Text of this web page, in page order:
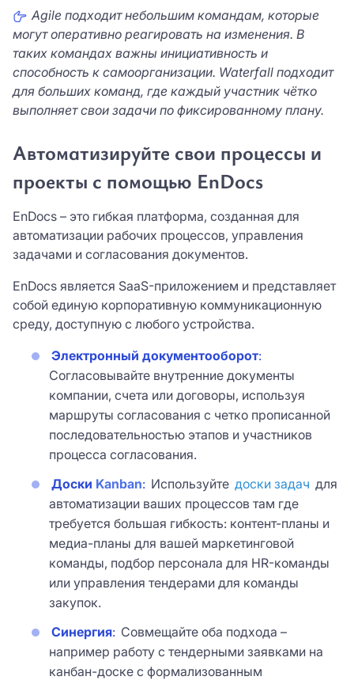
Agile подходит небольшим командам, которые
могут оперативно реагировать на изменения. В
таких командах важны инициативность и
способность к самоорганизации. Waterfall подходит
для больших команд, где каждый участник чётко
выполняет свои задачи по фиксированному плану.
Автоматизируйте свои процессы и
проекты с помощью EnDocs
EnDocs – это гибкая платформа, созданная для
автоматизации рабочих процессов, управления
задачами и согласования документов.
EnDocs является SaaS-приложением и представляет
собой единую корпоративную коммуникационную
среду, доступную с любого устройства.
Электронный документооборот:
Согласовывайте внутренние документы
компании, счета или договоры, используя
маршруты согласования с четко прописанной
последовательностью этапов и участников
процесса согласования.
Доски Kanban: Используйте доски задач для
автоматизации ваших процессов там где
требуется большая гибкость: контент-планы и
медиа-планы для вашей маркетинговой
команды, подбор персонала для HR-команды
или управления тендерами для команды
закупок.
Синергия: Совмещайте оба подхода –
например работу с тендерными заявками на
канбан-доске с формализованным